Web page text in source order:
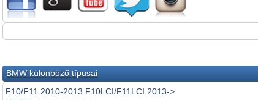
BMW különböző típusai
F10/F11 2010-2013 F10LCI/F11LCI 2013->